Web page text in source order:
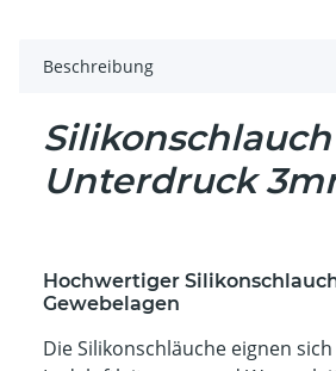
Beschreibung
Silikonschlauch
Unterdruck
Hochwertiger
Gewebelagen
Die Silikonschläuche eignen